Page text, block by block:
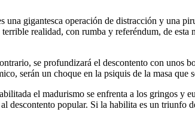
gigantesca operación de distracción y una
realidad, con rumba y referéndum, de
se profundizará el descontento con unos
serán un choque en la psiquis de la masa que
el madurismo se enfrenta a los gringos y
descontento popular. Si la habilita es un